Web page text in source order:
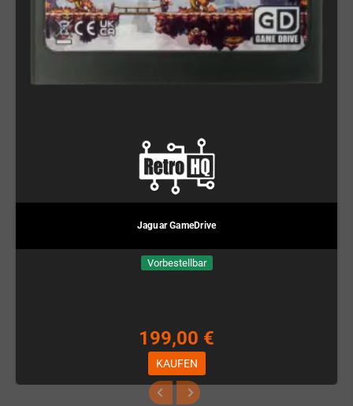
Jaguar GameDrive
Vorbestellbar
199,00 €
KAUFEN